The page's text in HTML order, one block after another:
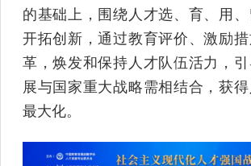
的基础上，围绕人才选、育、用
开拓创新，通过教育评价、激励
革，焕发和保持人才队伍活力，
展与国家重大战略需相结合，获
最大化。